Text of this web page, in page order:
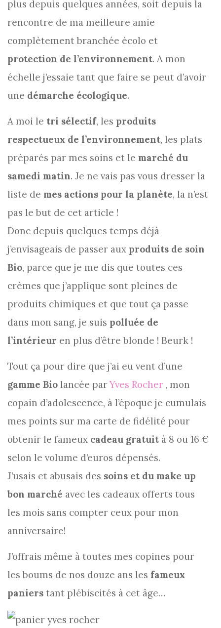
plus depuis quelques années, soit depuis la
rencontre de ma meilleure amie
complètement branchée écolo et
protection de l’environnement. A mon
échelle j’essaie tant que faire se peut d’avoir
une démarche écologique.
A moi le tri sélectif, les produits
respectueux de l’environnement, les plats
préparés par mes soins et le marché du
samedi matin. Je ne vais pas vous dresser la
liste de mes actions pour la planète, la n’est
pas le but de cet article !
Donc depuis quelques temps déjà
j’envisageais de passer aux produits de soin
Bio, parce que je me dis que toutes ces
crèmes que j’applique sont pleines de
produits chimiques et que tout ça passe
dans mon sang, je suis polluée de
l’intérieur en plus d’être blonde ! Beurk !
Tout ça pour dire que j’ai eu vent d’une
gamme Bio lancée parYves Rocher , mon
copain d’adolescence, à l’époque je cumulais
mes points sur ma carte de fidélité pour
obtenir le fameux cadeau gratuit à 8 ou 16 €
selon le volume d’euros dépensés.
J’usais et abusais des soins et du make up
bon marché avec les cadeaux offerts tous
les mois sans compter ceux pour mon
anniversaire!
J’offrais même à toutes mes copines pour
les boums de nos douze ans les fameux
paniers tant plébiscités à cet âge…